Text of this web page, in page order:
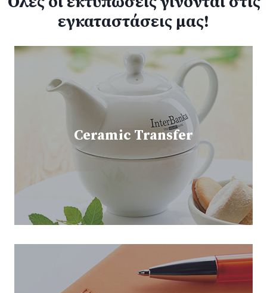
εγκαταστάσεις μας!
Ceramic Transfer